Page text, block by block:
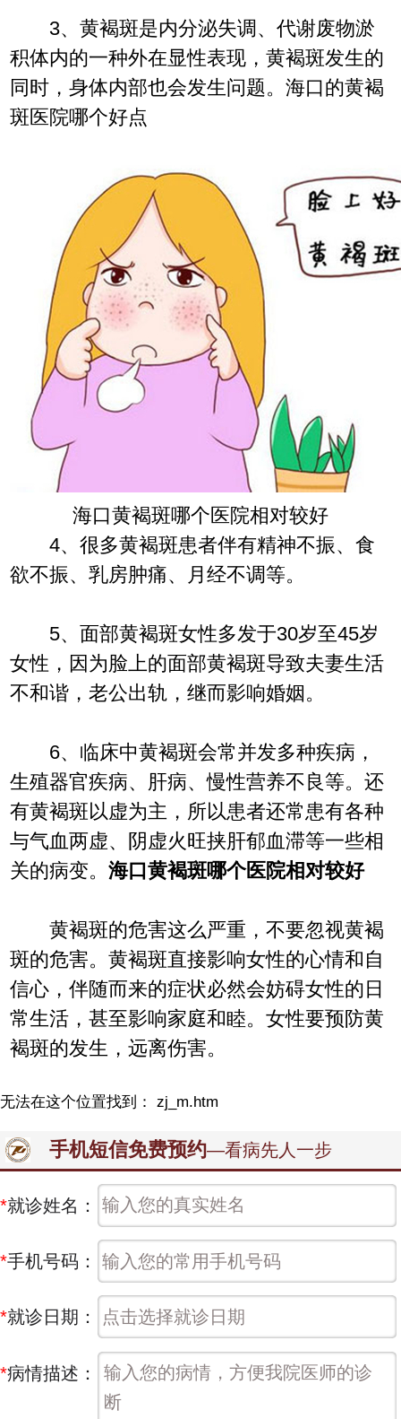
3、黄褐斑是内分泌失调、代谢废物淤
积体内的一种外在显性表现，黄褐斑发生的
同时，身体内部也会发生问题。海口的黄褐
斑医院哪个好点
海口黄褐斑哪个医院相对较好
4、很多黄褐斑患者伴有精神不振、食
欲不振、乳房肿痛、月经不调等。
5、面部黄褐斑女性多发于30岁至45岁
女性，因为脸上的面部黄褐斑导致夫妻生活
不和谐，老公出轨，继而影响婚姻。
6、临床中黄褐斑会常并发多种疾病，
生殖器官疾病、肝病、慢性营养不良等。还
有黄褐斑以虚为主，所以患者还常患有各种
与气血两虚、阴虚火旺挟肝郁血滞等一些相
关的病变。海口黄褐斑哪个医院相对较好
黄褐斑的危害这么严重，不要忽视黄褐
斑的危害。黄褐斑直接影响女性的心情和自
信心，伴随而来的症状必然会妨碍女性的日
常生活，甚至影响家庭和睦。女性要预防黄
褐斑的发生，远离伤害。
无法在这个位置找到： zj_m.htm
手机短信免费预约—看病先人一步
*就诊姓名：
*手机号码：
*就诊日期：
*病情描述：